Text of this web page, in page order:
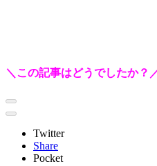
＼この記事はどうでしたか？
Twitter
Share
Pocket